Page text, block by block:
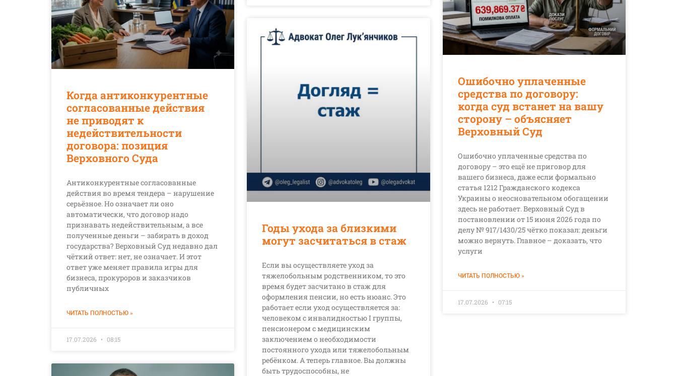
Когда антиконкурентные
согласованные действия
не приводят к
недействительности
договора: позиция
Верховного Суда
Антиконкурентные согласованные
действия во время тендера – нарушение
серьёзное. Но означает ли оно
автоматически, что договор надо
признавать недействительным, а все
полученные деньги – забирать в доход
государства? Верховный Суд недавно дал
чёткий ответ: нет, не означает. И этот
ответ уже меняет правила игры для
бизнеса, прокуроров и заказчиков
публичных
ЧИТАТЬ ПОЛНОСТЬЮ »
17.07.2026 08:15
Годы ухода за близкими
могут засчитаться в стаж
Если вы осуществляете уход за
тяжелобольным родственником, то это
время будет засчитано в стаж для
оформления пенсии, но есть нюанс. Это
работает если уход осуществляется за:
человеком с инвалидностью I группы,
пенсионером с медицинским
заключением о необходимости
постоянного ухода или тяжелобольным
ребёнком. А теперь главное. Вы должны
быть трудоспособны, не
Ошибочно уплаченные
средства по договору:
когда суд встанет на вашу
сторону – объясняет
Верховный Суд
Ошибочно уплаченные средства по
договору – это ещё не приговор для
вашего бизнеса, даже если формально
статья 1212 Гражданского кодекса
Украины о неосновательном обогащении
здесь не работает. Верховный Суд в
постановлении от 15 июня 2026 года по
делу № 917/1430/25 чётко показал: деньги
можно вернуть. Главное – доказать, что
услуги
ЧИТАТЬ ПОЛНОСТЬЮ »
17.07.2026 07:15